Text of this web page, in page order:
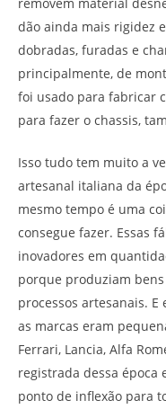
dão ainda mais rigidez
dobradas, furadas e
principalmente, de
foi usado para fabricar
para fazer o chassis,
Isso tudo tem muito a
artesanal italiana da
mesmo tempo é uma
consegue fazer. Essas
inovadores em
porque produziam
processos artesanais. E
as marcas eram
Ferrari, Lancia, Alfa
registrada dessa época
ponto de inflexão para